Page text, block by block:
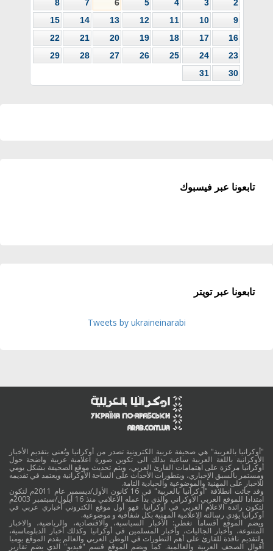
2
3
4
5
6
7
8
9
10
11
12
13
14
15
16
17
18
19
20
21
22
23
24
25
26
27
28
29
30
31
تابعونا عبر فيسبوك
تابعونا عبر تويتر
Tweets by ukraineinarabi
"أوكرانيا بالعربية" هي صحيفة عربية الكترونية تصدر من أوكرانيا وتُعنى بتقديم الأخبار
الأوكرانية باللغة العربية ساعية بذلك الى تكوين صورة اعلامية عربية واضحة حول
أوكرانيا مركزة على اهتمامات القارئ العربي، ويتم تحديث موقع الصحيفة بشكل يومي
ومستمر بالسبق الإخباري، وبتطورات الأحداث على الساحة الأوكرانية ويعتمد في تقديمه
للاخبار على المهنية والموضوعية والحيادية التامة.
وقد جائت انطلاقة "أوكرانيا بالعربية" في 16 كانون الأول/ديسمبر عام 2011م لتكون
امتدادا للموقع العربي الاوكراني والذي بدأ عمله الاعلامي منذ 16 أيلول/سبتمبر 2003م
لتكون رائدة الاعلام العربي في أوكرانيا. فهو أول موقع الكتروني أخباري عربي في
أوكرانيا يؤدي رسالته الاعلامية المهنية بكل شفافية و موضوعية.
ويضم الموقع أقساماً تغطي: الأخبار السياسية، والاقتصادية، والرياضية، والاخبار
المتنوعة، وأخبار الجاليات، وأخبار المسلمين في أوكرانيا وكذلك أخبار الدبلوماسية،
ولتقديم نافذة للقارئ على أهم التطورات في الوطن العربي والعالم يقدم الموقع يوميا
أقوال الصحف العربية والعالمية. كما ويضم الموقع قسم "فيديو" الذي يضم تقارير